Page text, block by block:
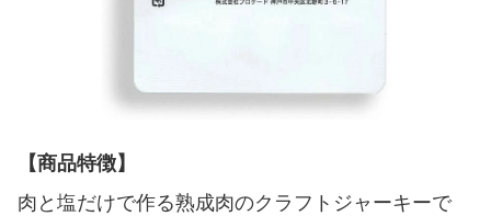
【商品特徴】
肉と塩だけで作る熟成肉のクラフトジャーキーで